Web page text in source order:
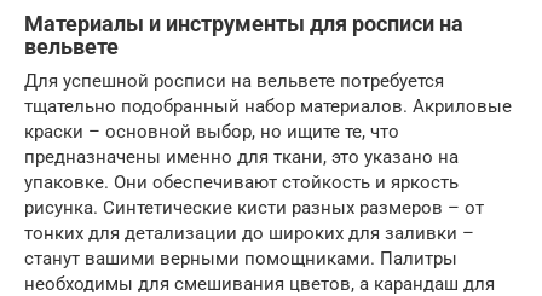
Материалы и инструменты для росписи на
вельвете
Для успешной росписи на вельвете потребуется
тщательно подобранный набор материалов. Акриловые
краски – основной выбор, но ищите те, что
предназначены именно для ткани, это указано на
упаковке. Они обеспечивают стойкость и яркость
рисунка. Синтетические кисти разных размеров – от
тонких для детализации до широких для заливки –
станут вашими верными помощниками. Палитры
необходимы для смешивания цветов, а карандаш для